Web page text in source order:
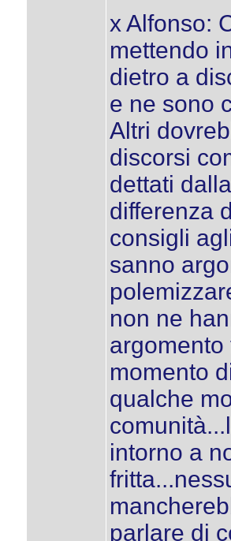
x Alfonso:
mettendo
dietro a
e ne sono
Altri
discorsi
dettati
differenza
consigli
sanno
non ne
momento
qualche
intorno a
parlare di